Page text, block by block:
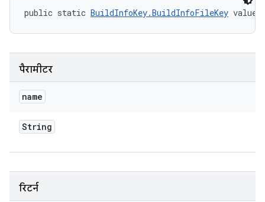
public static BuildInfoKey.BuildInfoFileKey
पैरामीटर
name
String
रिटर्न